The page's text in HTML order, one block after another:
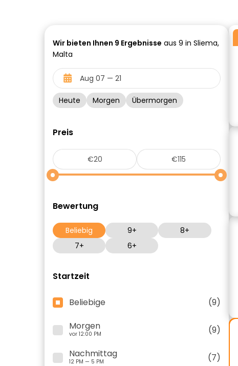
Wir bieten Ihnen 9 Ergebnisse aus 9 in Sliema,
Malta
Heute Morgen Übermorgen
Preis
Bewertung
Beliebig 9+
8+
7+
6+
Startzeit
Beliebige
(9)
Morgen
vor 12:00 PM
(9)
Nachmittag
12 PM — 5 PM
(7)